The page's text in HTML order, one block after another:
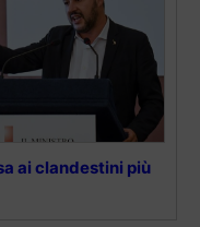
ai clandestini più